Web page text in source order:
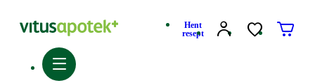
Hent
resept